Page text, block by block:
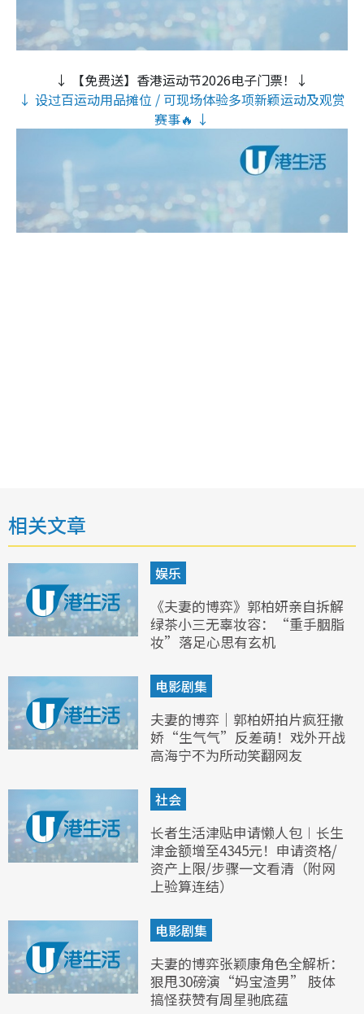
↓ 【免费送】香港运动节2026电子门票！↓
↓ 设过百运动用品摊位 / 可现场体验多项新颖运动及观赏
赛事🔥 ↓
相关文章
娱乐
《夫妻的博弈》郭柏妍亲自拆解
绿茶小三无辜妆容：“重手胭脂
妆”落足心思有玄机
电影剧集
夫妻的博弈｜郭柏妍拍片疯狂撒
娇“生气气”反差萌！戏外开战
高海宁不为所动笑翻网友
社会
长者生活津贴申请懒人包︱长生
津金额增至4345元！申请资格/
资产上限/步骤一文看清（附网
上验算连结）
电影剧集
夫妻的博弈张颖康角色全解析：
狠甩30磅演“妈宝渣男” 肢体
搞怪获赞有周星驰底蕴